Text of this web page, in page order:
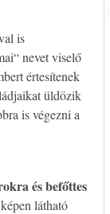
is
nevet viselő
értesítenek
üldözik
is végezni a
és befőttes
látható